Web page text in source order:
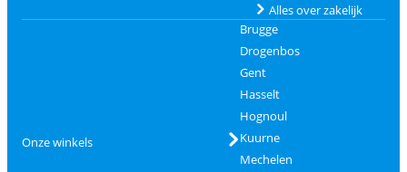
Alles over zakelijk
Onze winkels
Brugge
Drogenbos
Gent
Hasselt
Hognoul
Kuurne
Mechelen